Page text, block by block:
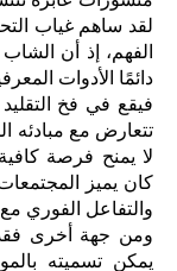
لقد ساهم غياب
الفهم، إذ أن
دائمًا الأدوات
فيقع في فخ
تتعارض مع مبادئه
لا يمنح فرصة
كان يميز المجتمعات
والتفاعل الفوري
ومن جهة أخرى
يمكن تسميته